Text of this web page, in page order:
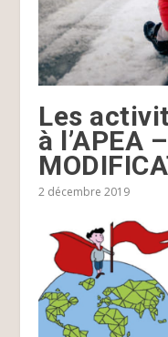
Les
à l’APEA –
2 décembre 2019